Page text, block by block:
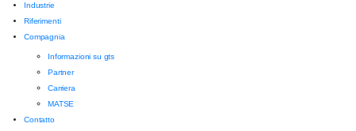
Industrie
Riferimenti
Compagnia
Informazioni su gts
Partner
Carriera
MATSE
Contatto